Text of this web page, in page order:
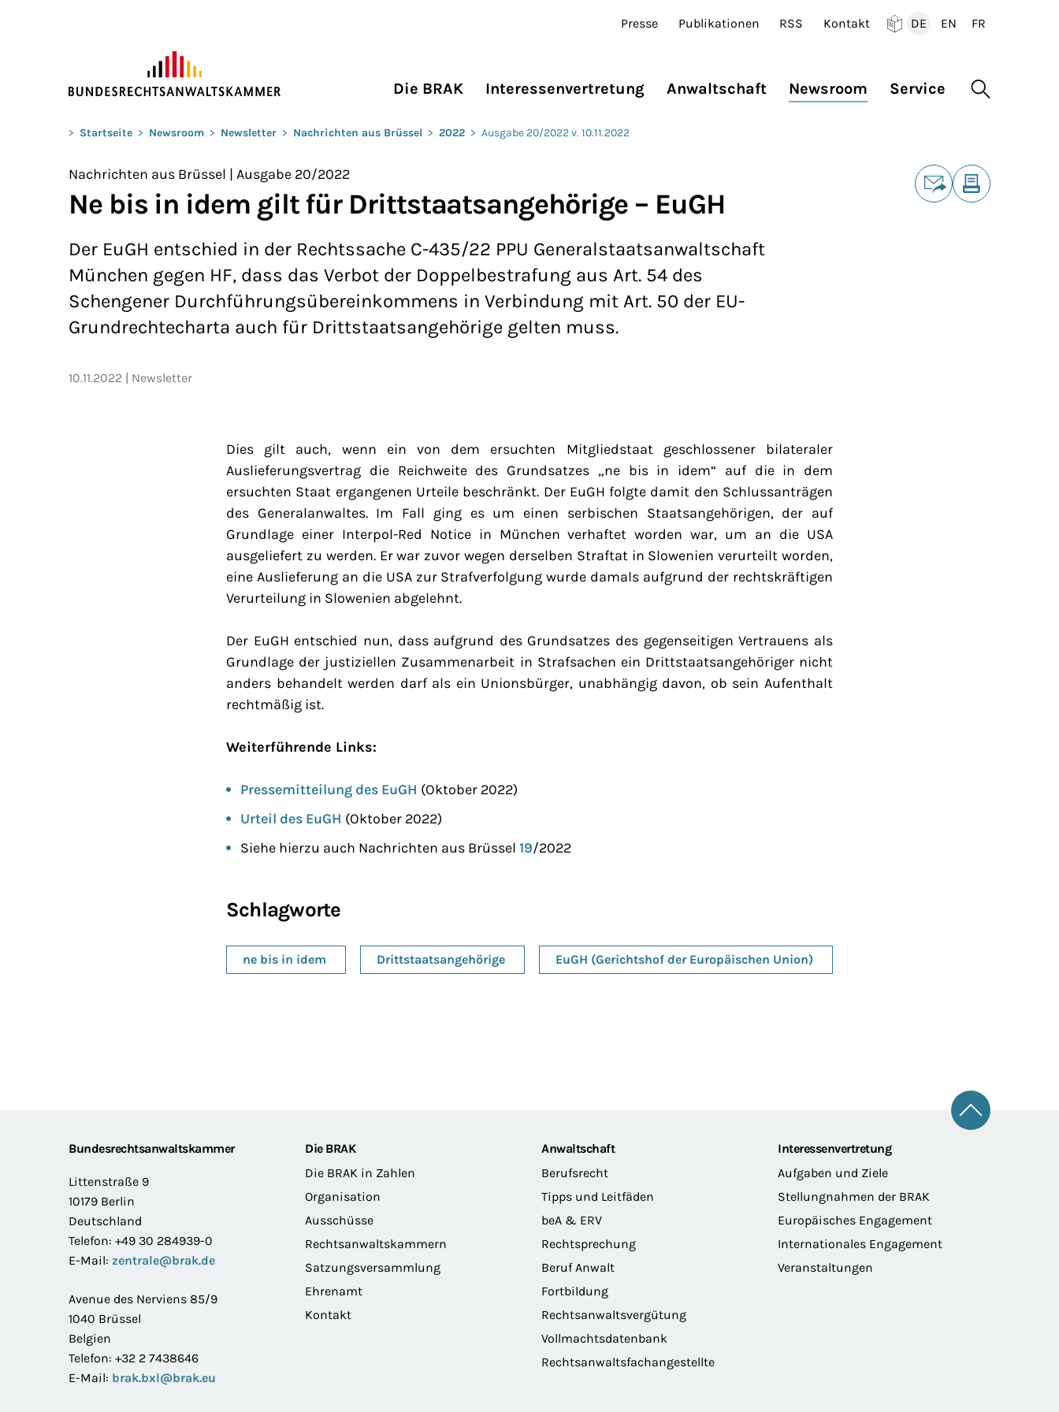
Presse Publikationen RSS Kontakt
DE
EN
FR
Die BRAK Interessenvertretung Anwaltschaft Newsroom Service Suche
Sie befinden sich hier:
> Startseite > Newsroom > Newsletter > Nachrichten aus Brüssel > 2022 > Ausgabe 20/2022 v. 10.11.2022
Nachrichten aus Brüssel | Ausgabe 20/2022
Ne bis in idem gilt für Drittstaatsangehörige – EuGH
Der EuGH entschied in der Rechtssache C-435/22 PPU Generalstaatsanwaltschaft
München gegen HF, dass das Verbot der Doppelbestrafung aus Art. 54 des
Schengener Durchführungsübereinkommens in Verbindung mit Art. 50 der EU-
Grundrechtecharta auch für Drittstaatsangehörige gelten muss.
10.11.2022 Newsletter
Dies gilt auch, wenn ein von dem ersuchten Mitgliedstaat geschlossener bilateraler
Auslieferungsvertrag die Reichweite des Grundsatzes „ne bis in idem“ auf die in dem
ersuchten Staat ergangenen Urteile beschränkt. Der EuGH folgte damit den Schlussanträgen
des Generalanwaltes. Im Fall ging es um einen serbischen Staatsangehörigen, der auf
Grundlage einer Interpol-Red Notice in München verhaftet worden war, um an die USA
ausgeliefert zu werden. Er war zuvor wegen derselben Straftat in Slowenien verurteilt worden,
eine Auslieferung an die USA zur Strafverfolgung wurde damals aufgrund der rechtskräftigen
Verurteilung in Slowenien abgelehnt.
Der EuGH entschied nun, dass aufgrund des Grundsatzes des gegenseitigen Vertrauens als
Grundlage der justiziellen Zusammenarbeit in Strafsachen ein Drittstaatsangehöriger nicht
anders behandelt werden darf als ein Unionsbürger, unabhängig davon, ob sein Aufenthalt
rechtmäßig ist.
Weiterführende Links:
Pressemitteilung des EuGH (Oktober 2022)
Urteil des EuGH (Oktober 2022)
Siehe hierzu auch Nachrichten aus Brüssel 19/2022
Schlagworte
ne bis in idem Drittstaatsangehörige EuGH (Gerichtshof der Europäischen Union)
Footer
Zum
Bundesrechtsanwaltskammer
Littenstraße 9
10179 Berlin
Deutschland
Telefon: +49 30 284939-0
E-Mail: zentrale@brak.de
Avenue des Nerviens 85/9
1040 Brüssel
Belgien
Telefon: +32 2 7438646
E-Mail: brak.bxl@brak.eu
Die BRAK
Die BRAK in Zahlen
Organisation
Ausschüsse
Rechtsanwaltskammern
Satzungsversammlung
Ehrenamt
Kontakt
Anwaltschaft
Berufsrecht
Tipps und Leitfäden
beA & ERV
Rechtsprechung
Beruf Anwalt
Fortbildung
Rechtsanwaltsvergütung
Vollmachtsdatenbank
Rechtsanwaltsfachangestellte
Interessenvertretung
Aufgaben und Ziele
Stellungnahmen der BRAK
Europäisches Engagement
Internationales Engagement
Veranstaltungen